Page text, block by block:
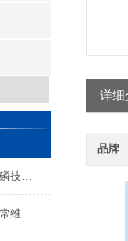
从监测到治理：COD氨氮总磷技术的双领域实战解析
COD氨氮总磷水质检测仪日常维护与试剂管理，降低故障率就靠这几招
详细
品牌